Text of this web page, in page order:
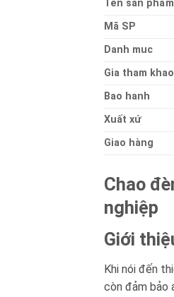
Ten sản phẩm
Mã SP
Danh muc
Gia tham khao
Bao hanh
Xuất xứ
Giao hàng
Chao
nghiệp
Giới
Khi nói đến
còn đảm bảo